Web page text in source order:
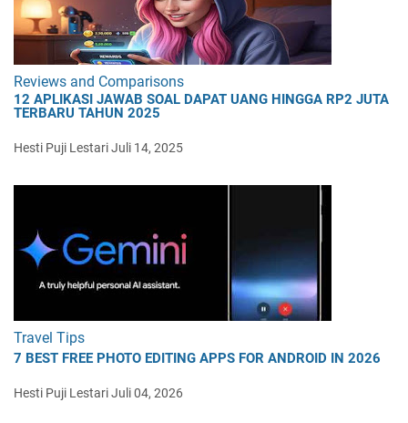
Reviews and Comparisons
12 APLIKASI JAWAB SOAL DAPAT UANG HINGGA RP2 JUTA
TERBARU TAHUN 2025
Hesti Puji LestariJuli 14, 2025
Travel Tips
7 BEST FREE PHOTO EDITING APPS FOR ANDROID IN 2026
Hesti Puji LestariJuli 04, 2026